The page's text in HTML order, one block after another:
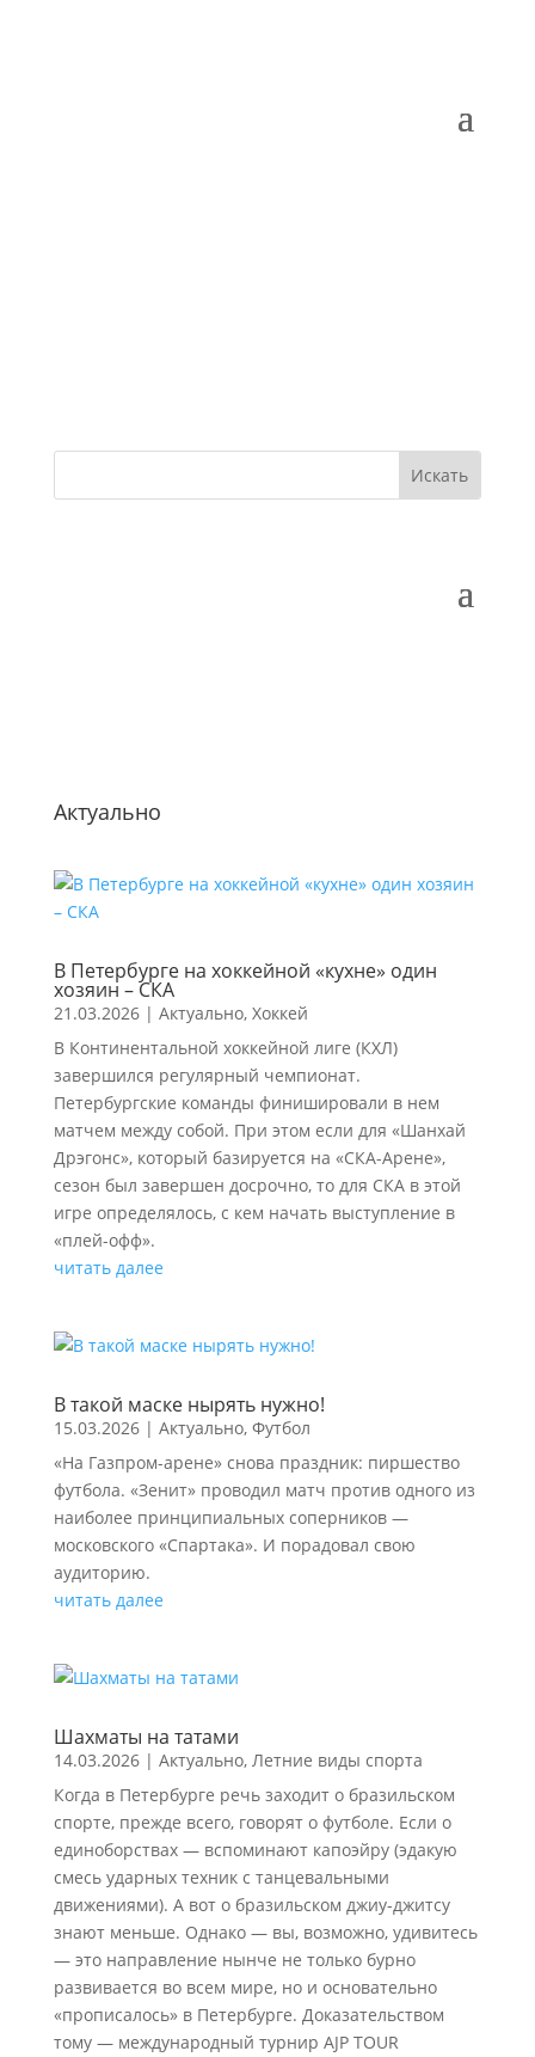
Актуально
В Петербурге на хоккейной «кухне» один
хозяин – СКА
21.03.2026| Актуально, Хоккей
В Континентальной хоккейной лиге (КХЛ)
завершился регулярный чемпионат.
Петербургские команды финишировали в нем
матчем между собой. При этом если для «Шанхай
Дрэгонс», который базируется на «СКА-Арене»,
сезон был завершен досрочно, то для СКА в этой
игре определялось, с кем начать выступление в
«плей-офф».
читать далее
В такой маске нырять нужно!
15.03.2026| Актуально, Футбол
«На Газпром-арене» снова праздник: пиршество
футбола. «Зенит» проводил матч против одного из
наиболее принципиальных соперников —
московского «Спартака». И порадовал свою
аудиторию.
читать далее
Шахматы на татами
14.03.2026| Актуально, Летние виды спорта
Когда в Петербурге речь заходит о бразильском
спорте, прежде всего, говорят о футболе. Если о
единоборствах — вспоминают капоэйру (эдакую
смесь ударных техник с танцевальными
движениями). А вот о бразильском джиу-джитсу
знают меньше. Однако — вы, возможно, удивитесь
— это направление нынче не только бурно
развивается во всем мире, но и основательно
«прописалось» в Петербурге. Доказательством
тому — международный турнир AJP TOUR